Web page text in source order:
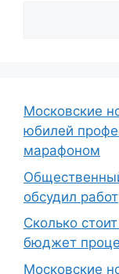
Московские
юбилей
марафоном
обсудил
Сколько
бюджет
Московские